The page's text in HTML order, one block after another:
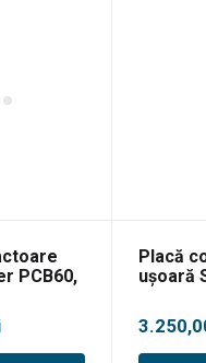
PCB60,
Placă
ușoară